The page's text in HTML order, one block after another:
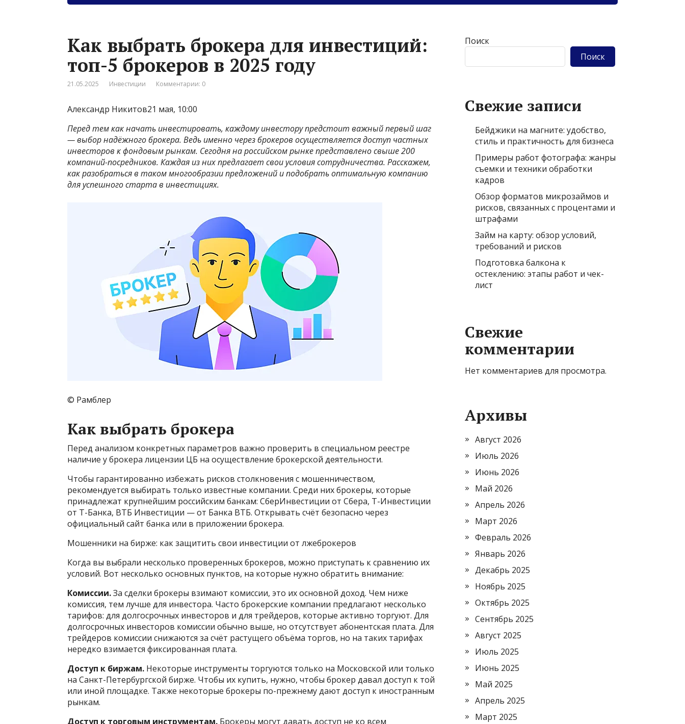
Как выбрать брокера для инвестиций:
топ-5 брокеров в 2025 году
21.05.2025 Инвестиции Комментарии: 0
Александр Никитов21 мая, 10:00
Перед тем как начать инвестировать, каждому инвестору предстоит важный первый шаг
— выбор надёжного брокера. Ведь именно через брокеров осуществляется доступ частных
инвесторов к фондовым рынкам. Сегодня на российском рынке представлено свыше 200
компаний-посредников. Каждая из них предлагает свои условия сотрудничества. Расскажем,
как разобраться в таком многообразии предложений и подобрать оптимальную компанию
для успешного старта в инвестициях.
© Рамблер
Как выбрать брокера
Перед анализом конкретных параметров важно проверить в специальном реестре
наличие у брокера лицензии ЦБ на осуществление брокерской деятельности.
Чтобы гарантированно избежать рисков столкновения с мошенничеством,
рекомендуется выбирать только известные компании. Среди них брокеры, которые
принадлежат крупнейшим российским банкам: СберИнвестиции от Сбера, Т-Инвестиции
от Т-Банка, ВТБ Инвестиции — от Банка ВТБ. Открывать счёт безопасно через
официальный сайт банка или в приложении брокера.
Мошенники на бирже: как защитить свои инвестиции от лжеброкеров
Когда вы выбрали несколько проверенных брокеров, можно приступать к сравнению их
условий. Вот несколько основных пунктов, на которые нужно обратить внимание:
Комиссии.За сделки брокеры взимают комиссии, это их основной доход. Чем ниже
комиссия, тем лучше для инвестора. Часто брокерские компании предлагают несколько
тарифов: для долгосрочных инвесторов и для трейдеров, которые активно торгуют. Для
долгосрочных инвесторов комиссии обычно выше, но отсутствует абонентская плата. Для
трейдеров комиссии снижаются за счёт растущего объёма торгов, но на таких тарифах
нередко взимается фиксированная плата.
Доступ к биржам. Некоторые инструменты торгуются только на Московской или только
на Санкт-Петербургской бирже. Чтобы их купить, нужно, чтобы брокер давал доступ к той
или иной площадке. Также некоторые брокеры по-прежнему дают доступ к иностранным
рынкам.
Доступ к торговым инструментам. Брокеры могут давать доступ не ко всем
Поиск
Поиск
Свежие записи
Бейджики на магните: удобство,
стиль и практичность для бизнеса
Примеры работ фотографа: жанры
съемки и техники обработки
кадров
Обзор форматов микрозаймов и
рисков, связанных с процентами и
штрафами
Займ на карту: обзор условий,
требований и рисков
Подготовка балкона к
остеклению: этапы работ и чек-
лист
Свежие
комментарии
Нет комментариев для просмотра.
Архивы
Август 2026
Июль 2026
Июнь 2026
Май 2026
Апрель 2026
Март 2026
Февраль 2026
Январь 2026
Декабрь 2025
Ноябрь 2025
Октябрь 2025
Сентябрь 2025
Август 2025
Июль 2025
Июнь 2025
Май 2025
Апрель 2025
Март 2025